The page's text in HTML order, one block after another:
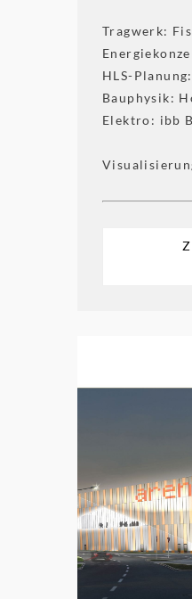
Tragwerk:
HLS-
Bauphysik:
Elektro: ibb